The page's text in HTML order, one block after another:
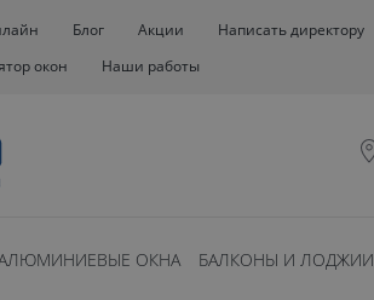
Блог Акции Написать директору
окон Наши работы
ОКНА БАЛКОНЫ И ЛОДЖИИ